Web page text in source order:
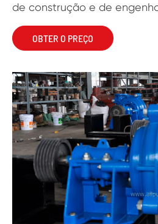
de construção e de
OBTER O PREÇO